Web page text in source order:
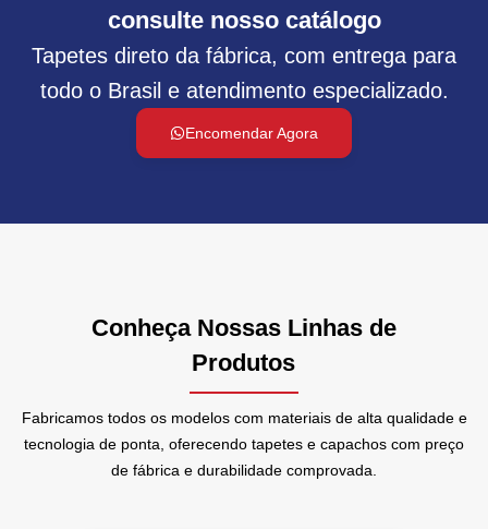
consulte nosso catálogo
Tapetes direto da fábrica, com entrega para
todo o Brasil e atendimento especializado.
Encomendar Agora
Conheça Nossas Linhas de
Produtos
Fabricamos todos os modelos com materiais de alta qualidade e
tecnologia de ponta, oferecendo tapetes e capachos com preço
de fábrica e durabilidade comprovada.